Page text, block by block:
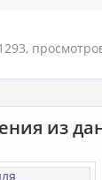
из